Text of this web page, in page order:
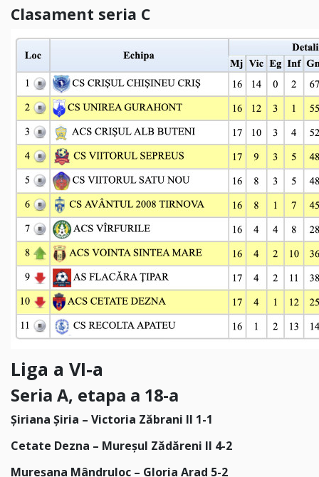
Clasament seria C
Liga a VI-a
Seria A, etapa a 18-a
Șiriana Șiria – Victoria Zăbrani II 1-1
Cetate Dezna – Mureșul Zădăreni II 4-2
Mureșana Mândruloc – Gloria Arad 5-2